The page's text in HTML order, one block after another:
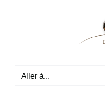
Aller à...